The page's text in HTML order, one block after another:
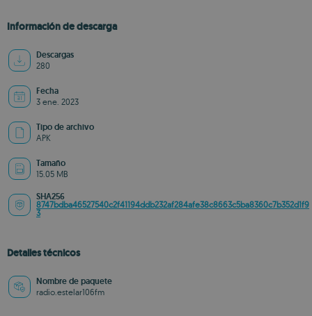
Información de descarga
Descargas
280
Fecha
3 ene. 2023
Tipo de archivo
APK
Tamaño
15.05 MB
SHA256
8747bdba46527540c2f41194ddb232af284afe38c8663c5ba8360c7b352d1f9
3
Detalles técnicos
Nombre de paquete
radio.estelar106fm